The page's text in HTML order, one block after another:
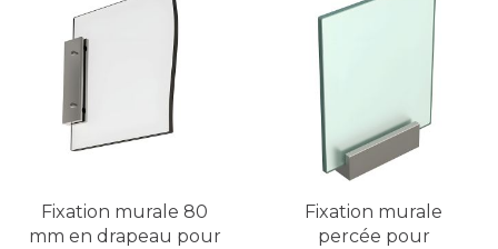
Fixation murale 80
mm en drapeau pour
Fixation murale
percée pour